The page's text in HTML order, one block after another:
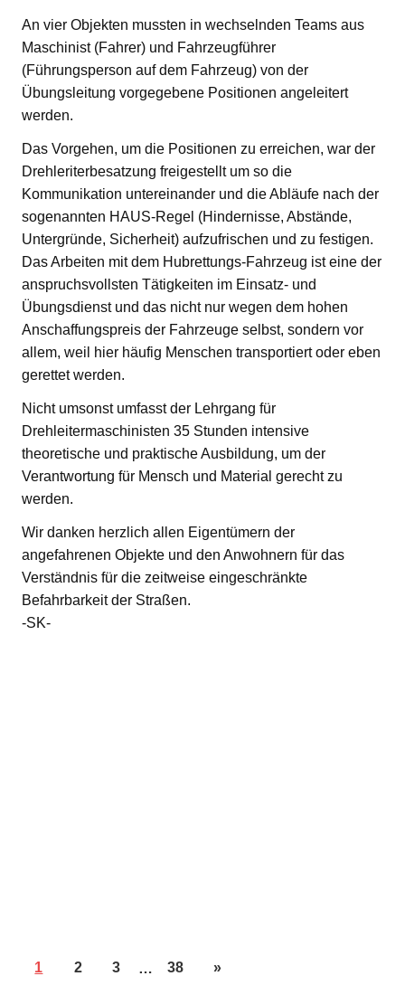
An vier Objekten mussten in wechselnden Teams aus
Maschinist (Fahrer) und Fahrzeugführer
(Führungsperson auf dem Fahrzeug) von der
Übungsleitung vorgegebene Positionen angeleitert
werden.
Das Vorgehen, um die Positionen zu erreichen, war der
Drehleriterbesatzung freigestellt um so die
Kommunikation untereinander und die Abläufe nach der
sogenannten HAUS-Regel (Hindernisse, Abstände,
Untergründe, Sicherheit) aufzufrischen und zu festigen.
Das Arbeiten mit dem Hubrettungs-Fahrzeug ist eine der
anspruchsvollsten Tätigkeiten im Einsatz- und
Übungsdienst und das nicht nur wegen dem hohen
Anschaffungspreis der Fahrzeuge selbst, sondern vor
allem, weil hier häufig Menschen transportiert oder eben
gerettet werden.
Nicht umsonst umfasst der Lehrgang für
Drehleitermaschinisten 35 Stunden intensive
theoretische und praktische Ausbildung, um der
Verantwortung für Mensch und Material gerecht zu
werden.
Wir danken herzlich allen Eigentümern der
angefahrenen Objekte und den Anwohnern für das
Verständnis für die zeitweise eingeschränkte
Befahrbarkeit der Straßen.
-SK-
1 2 3 … 38 »